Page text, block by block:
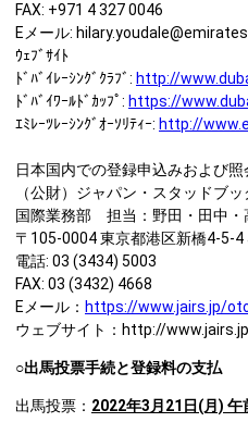
FAX: +971 4 327 0046
Eメール:
ｳｪﾌﾞｻｲﾄ
ﾄﾞﾊﾞｲﾚｰｼﾝｸﾞｸﾗﾌﾞ: http://
ﾄﾞﾊﾞｲﾜｰﾙﾄﾞｶｯﾌﾟ: https://
ｴﾐﾚｰﾂﾚｰｼﾝｸﾞｵｰｿﾘﾃｨｰ: http://
日本国内での登録申込みおよび照
（公財）ジャパン・スタッドブ
国際業務部 担当：野田・田中・
〒105-0004 東京都港区新橋4-5-4
電話: 03 (3434) 5003
FAX: 03 (3432) 4668
Eメール： https://www.jairs.jp/
ウェブサイト：http://
○出馬投票手続と登録料の支払
出馬投票： 2022年3月21日(月) 午